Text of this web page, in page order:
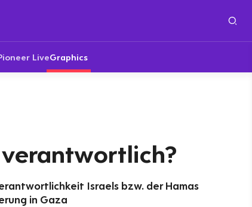
LiveGraphics
Israels bzw. der Hamas
in Gaza